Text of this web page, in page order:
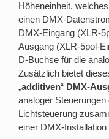
Höheneinheit,
einen DMX-
DMX-Eingang (XLR-
Ausgang (XLR-5pol-
D-Buchse für die
Zusätzlich bietet
„additiven“ DMX-
analoger
Lichtsteuerung
einer DMX-Installation